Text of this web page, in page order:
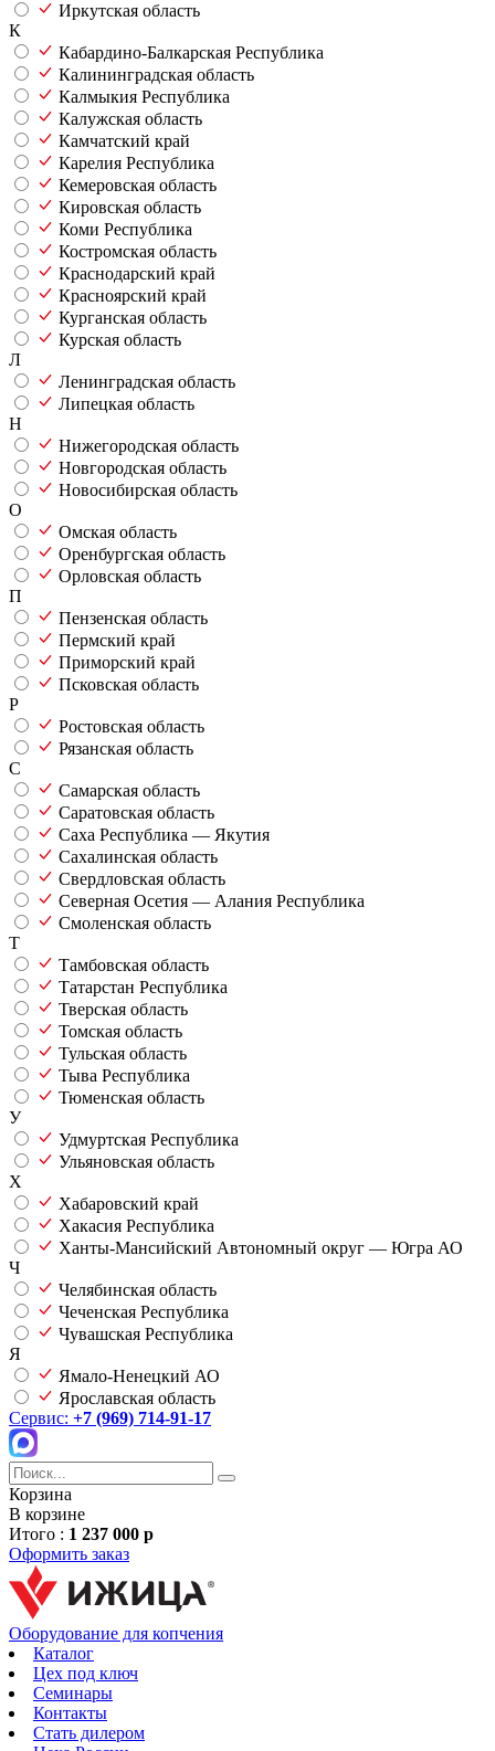
Иркутская область
К
Кабардино-Балкарская Республика
Калининградская область
Калмыкия Республика
Калужская область
Камчатский край
Карелия Республика
Кемеровская область
Кировская область
Коми Республика
Костромская область
Краснодарский край
Красноярский край
Курганская область
Курская область
Л
Ленинградская область
Липецкая область
Н
Нижегородская область
Новгородская область
Новосибирская область
О
Омская область
Оренбургская область
Орловская область
П
Пензенская область
Пермский край
Приморский край
Псковская область
Р
Ростовская область
Рязанская область
С
Самарская область
Саратовская область
Саха Республика — Якутия
Сахалинская область
Свердловская область
Северная Осетия — Алания Республика
Смоленская область
Т
Тамбовская область
Татарстан Республика
Тверская область
Томская область
Тульская область
Тыва Республика
Тюменская область
У
Удмуртская Республика
Ульяновская область
Х
Хабаровский край
Хакасия Республика
Ханты-Мансийский Автономный округ — Югра АО
Ч
Челябинская область
Чеченская Республика
Чувашская Республика
Я
Ямало-Ненецкий АО
Ярославская область
Сервис: +7 (969) 714-91-17
Корзина
В корзине
Итого : 1 237 000 р
Оформить заказ
Оборудование для копчения
Каталог
Цех под ключ
Семинары
Контакты
Стать дилером